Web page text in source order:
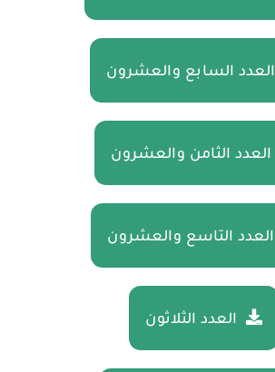
العدد السابع والعشرون
العدد الثامن والعشرون
العدد التاسع والعشرون
العدد الثلاثون